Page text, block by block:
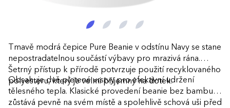
Tmavě modrá čepice Pure Beanie v odstínu Navy se stane
nepostradatelnou součástí výbavy pro mrazivá rána.
Šetrný přístup k přírodě potvrzuje použití recyklovaného
polyesteru, který je velmi příjemný na dotek.
Obsahuje dvě pletené vrstvy pro efektivní udržení
tělesného tepla. Klasické provedení beanie bez bambule
zůstává pevně na svém místě a spolehlivě schová uši před